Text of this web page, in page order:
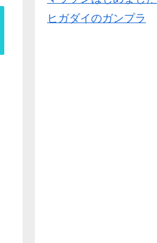
ヒガダイのガンプラ